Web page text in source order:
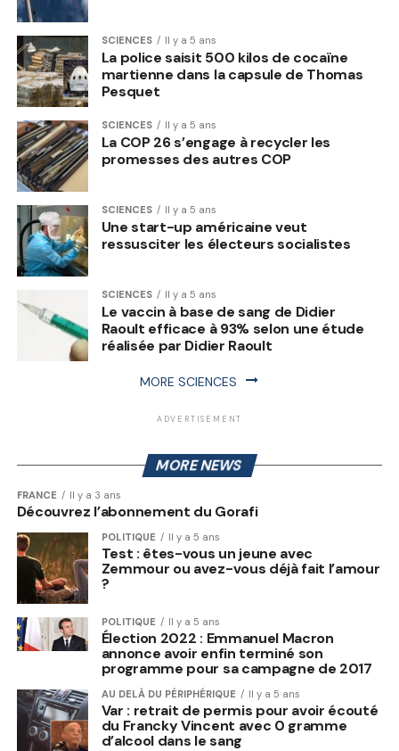
SCIENCES Il y a 5 ans
La police saisit 500 kilos de cocaïne
martienne dans la capsule de Thomas
Pesquet
SCIENCES Il y a 5 ans
La COP 26 s’engage à recycler les
promesses des autres COP
SCIENCES Il y a 5 ans
Une start-up américaine veut
ressusciter les électeurs socialistes
SCIENCES Il y a 5 ans
Le vaccin à base de sang de Didier
Raoult efficace à 93% selon une étude
réalisée par Didier Raoult
MORE SCIENCES
ADVERTISEMENT
MORE NEWS
FRANCE Il y a 3 ans
Découvrez l’abonnement du Gorafi
POLITIQUE Il y a 5 ans
Test : êtes-vous un jeune avec
Zemmour ou avez-vous déjà fait l’amour
?
POLITIQUE Il y a 5 ans
Élection 2022 : Emmanuel Macron
annonce avoir enfin terminé son
programme pour sa campagne de 2017
AU DELÀ DU PÉRIPHÉRIQUE Il y a 5 ans
Var : retrait de permis pour avoir écouté
du Francky Vincent avec 0 gramme
d’alcool dans le sang